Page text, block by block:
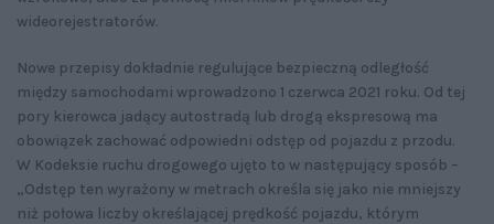
wideorejestratorów.
Nowe przepisy dokładnie regulujące bezpieczną odległość
między samochodami wprowadzono 1 czerwca 2021 roku. Od tej
pory kierowca jadący autostradą lub drogą ekspresową ma
obowiązek zachować odpowiedni odstęp od pojazdu z przodu.
W Kodeksie ruchu drogowego ujęto to w następujący sposób –
„Odstęp ten wyrażony w metrach określa się jako nie mniejszy
niż połowa liczby określającej prędkość pojazdu, którym